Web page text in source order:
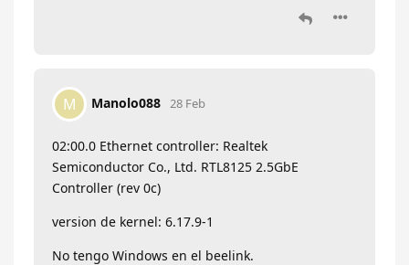
M Manolo088 28 Feb
02:00.0 Ethernet controller: Realtek
Semiconductor Co., Ltd. RTL8125 2.5GbE
Controller (rev 0c)
version de kernel: 6.17.9-1
No tengo Windows en el beelink.